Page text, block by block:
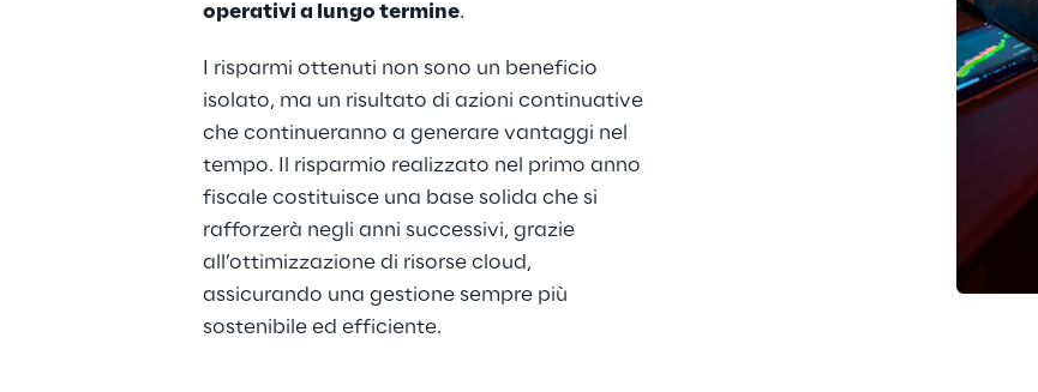
operativi a lungo termine.
I risparmi ottenuti non sono un beneficio
isolato, ma un risultato di azioni continuative
che continueranno a generare vantaggi nel
tempo. Il risparmio realizzato nel primo anno
fiscale costituisce una base solida che si
rafforzerà negli anni successivi, grazie
all’ottimizzazione di risorse cloud,
assicurando una gestione sempre più
sostenibile ed efficiente.